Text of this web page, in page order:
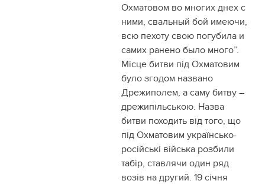
Охматовом во многих днех с
ними, свальный бой имеючи,
всю пехоту свою погубила и
самих ранено было много”.
Місце битви під Охматовим
було згодом названо
Дрежиполем, а саму битву –
дрежипільською. Назва
битви походить від того, що
під Охматовим українсько-
російські війська розбили
табір, ставлячи один ряд
возів на другий. 19 січня